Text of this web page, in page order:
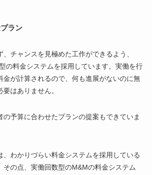
ラン
チャンスを見極めた工作ができるよう、
の料金システムを採用しています。実働を行
金が計算されるので、何も進展がないのに無
はありません。
の予算に合わせたプランの提案もできていま
、わかりづらい料金システムを採用している
その点、実働回数型のM&Mの料金システム